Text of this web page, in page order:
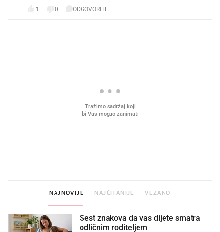
1 0 ODGOVORITE
NAJNOVIJE NAJČITANIJE VEZANO
Šest znakova da vas dijete smatra
odličnim roditeljem